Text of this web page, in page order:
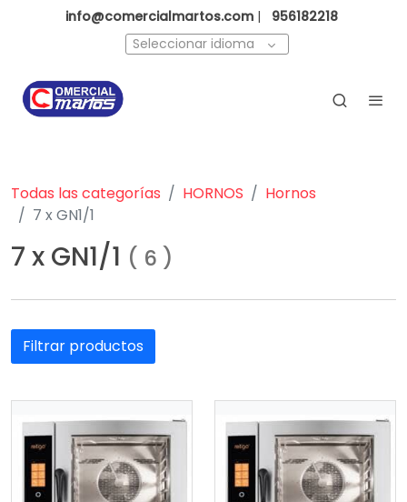
info@comercialmartos.com |
956182218
Seleccionar idioma
Todas las categorías HORNOS
Hornos
7 x GN1/1
7 x GN1/1 ( 6 )
Filtrar productos